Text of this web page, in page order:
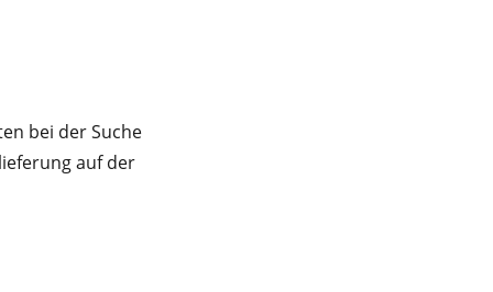
bei der Suche
auf der